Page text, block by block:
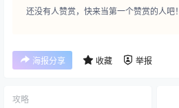
还没有人赞赏，快来当第一个赞赏的人吧！
海报分享 收藏 举报
攻略